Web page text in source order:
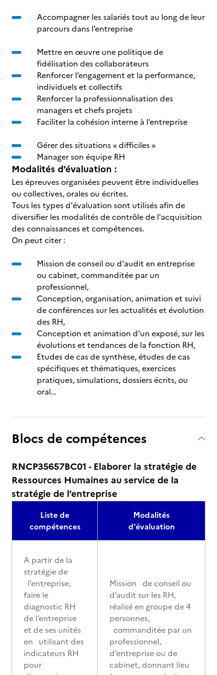
Accompagner les salariés tout au long de leur
parcours dans l’entreprise
Mettre en œuvre une politique de
fidélisation des collaborateurs
Renforcer l’engagement et la performance,
individuels et collectifs
Renforcer la professionnalisation des
managers et chefs projets
Faciliter la cohésion interne à l’entreprise
Gérer des situations « difficiles »
Manager son équipe RH
Modalités d'évaluation :
Les épreuves organisées peuvent être individuelles
ou collectives, orales ou écrites.
Tous les types d'évaluation sont utilisés afin de
diversifier les modalités de contrôle de l'acquisition
des connaissances et compétences.
On peut citer :
Mission de conseil ou d'audit en entreprise
ou cabinet, commanditée par un
professionnel,
Conception, organisation, animation et suivi
de conférences sur les actualités et évolution
des RH,
Conception et animation d’un exposé, sur les
évolutions et tendances de la fonction RH,
Etudes de cas de synthèse, études de cas
spécifiques et thématiques, exercices
pratiques, simulations, dossiers écrits, ou
oral…
Blocs de compétences
RNCP35657BC01 - Elaborer la stratégie de
Ressources Humaines au service de la
stratégie de l’entreprise
Liste de
compétences
Modalités
d'évaluation
A partir de la
stratégie de
l’entreprise,
faire le
diagnostic RH
de l’entreprise
et de ses unités
en utilisant des
indicateurs RH
pour
Mission de conseil ou
d’audit sur les RH,
réalisé en groupe de 4
personnes,
commanditée par un
professionnel,
d’entreprise ou de
cabinet, donnant lieu